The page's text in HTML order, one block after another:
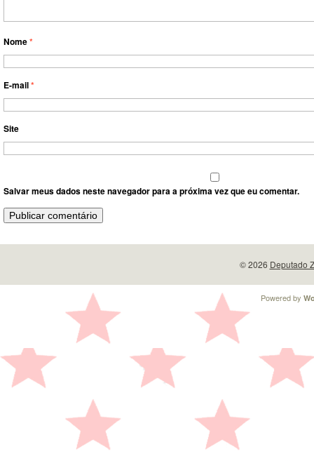
Nome*
E-mail*
Site
Salvar meus dados neste navegador para a próxima vez que eu comentar.
© 2026 Deputado
Powered by